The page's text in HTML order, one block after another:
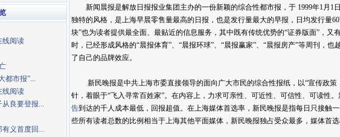
新闻晨报是解放日报报业集团主办的一份新颖的综合性都市报，于 1999年1月1
独特的风格，是上海早晨零售量最高的日报，也是发行量最大的早报，日均发行量
块”也为读者提供最全面、最贴近的信息服务，其中既有传统优势的“证券版面”，又
时，已经形成风格的“晨报体育”、“晨报环球”、“晨报赢家”、“晨报房产”等周刊，
了自己的品牌效应。
新民晚报是中共上海市委直接领导的面向广大市民的综合性报纸，以“宣传政策
针，着眼于“飞入寻常百姓家”。在内容上，力求可亲性、可近性、可信性、可读性
告到达的千人成本最低，回报超值。在上海媒体首选率，新民晚报是指每日只接触
些所有读者总数的比例相当于上海其他平面媒体，新民晚报独占受众最多，媒体首
线阅读
都市报”...
线阅读
良要登报...
义首度回...